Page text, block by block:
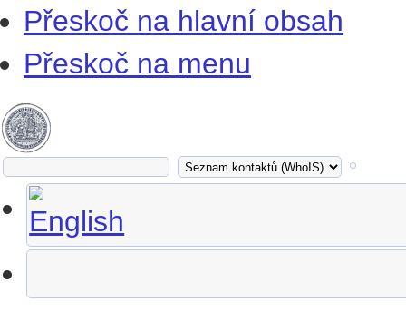
Přeskoč na hlavní obsah
Přeskoč na menu